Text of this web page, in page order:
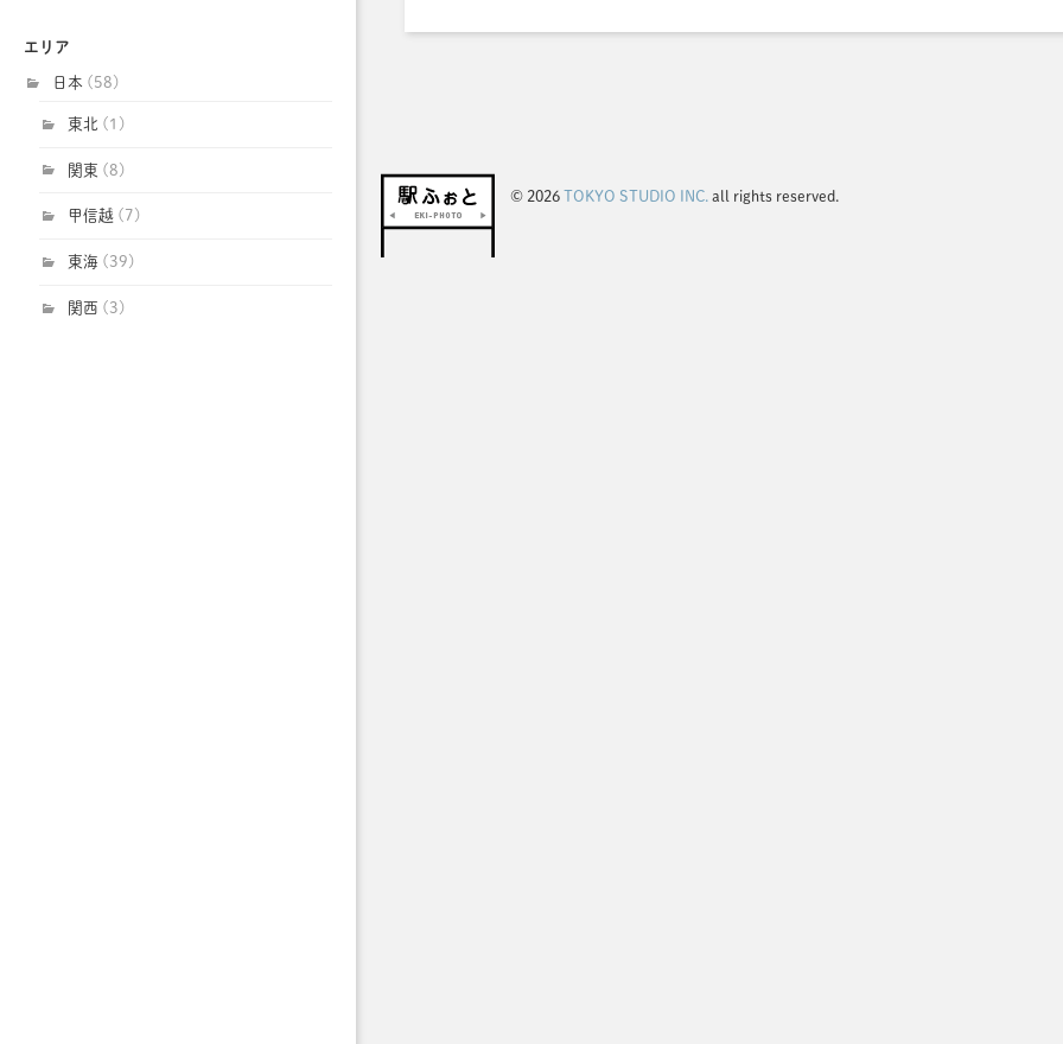
エリア
日本 (58)
東北 (1)
関東 (8)
甲信越(7)
東海 (39)
関西 (3)
© 2026 TOKYO STUDIO INC. all rights reserved.